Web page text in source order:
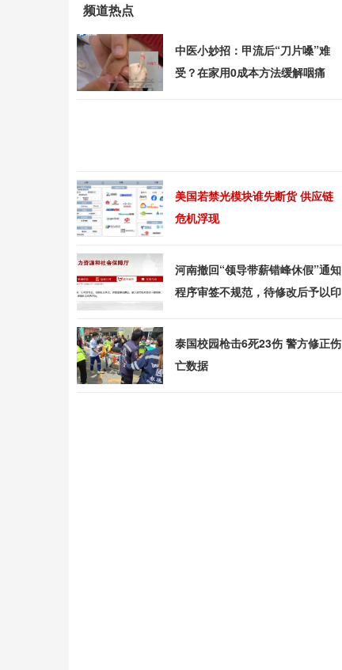
频道热点
中医小妙招：甲流后“刀片嗓”难
受？在家用0成本方法缓解咽痛
美国若禁光模块谁先断货 供应链
危机浮现
河南撤回“领导带薪错峰休假”通知
程序审签不规范，待修改后予以印
泰国校园枪击6死23伤 警方修正伤
亡数据